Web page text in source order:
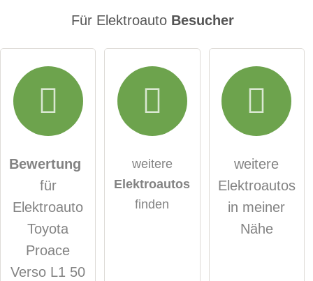
Hiermit akzeptiere ich die
Datenschutzerklärunghabe ich zur Kenntnis
genommen.
öffentliche Frage stellen Abbrechen
Hinweis: Bitte beachten Sie, öffentliche Fragen sindfür alle
Besucher sichtbar
Klicken Sie hier um eine
Elektroauto-Eintrag zu stellen
Für Elektroauto Besucher
Bewertung
für
Elektroauto
Toyota
Proace
Verso L1 50
weitere
Elektroautos
finden
weitere
Elektroautos
in meiner
Nähe